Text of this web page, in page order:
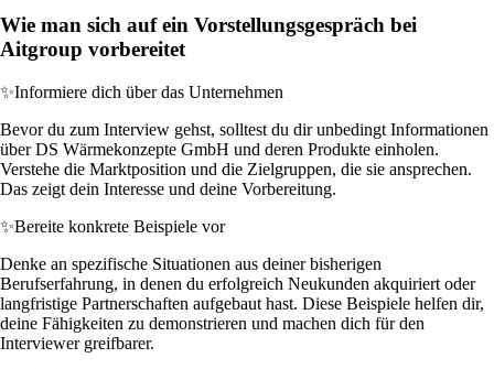
Wie man sich auf ein Vorstellungsgespräch bei
Aitgroup vorbereitet
✨Informiere dich über das Unternehmen
Bevor du zum Interview gehst, solltest du dir unbedingt Informationen
über DS Wärmekonzepte GmbH und deren Produkte einholen.
Verstehe die Marktposition und die Zielgruppen, die sie ansprechen.
Das zeigt dein Interesse und deine Vorbereitung.
✨Bereite konkrete Beispiele vor
Denke an spezifische Situationen aus deiner bisherigen
Berufserfahrung, in denen du erfolgreich Neukunden akquiriert oder
langfristige Partnerschaften aufgebaut hast. Diese Beispiele helfen dir,
deine Fähigkeiten zu demonstrieren und machen dich für den
Interviewer greifbarer.